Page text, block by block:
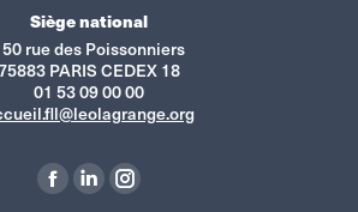
Siège national
rue des Poissonniers
PARIS CEDEX 18
01 53 09 00 00
La
La
La